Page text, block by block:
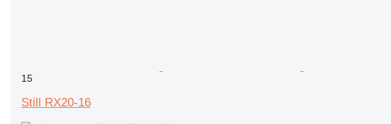
15
Still RX20-16